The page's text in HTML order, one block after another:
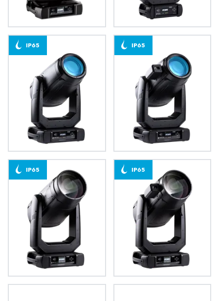
iBOLT™ GigaPointe®
iFORTE®
IP65
iFORTE® FS
IP65
iFORTE® LTX WB
IP65
iFORTE® LTX FS
IP65